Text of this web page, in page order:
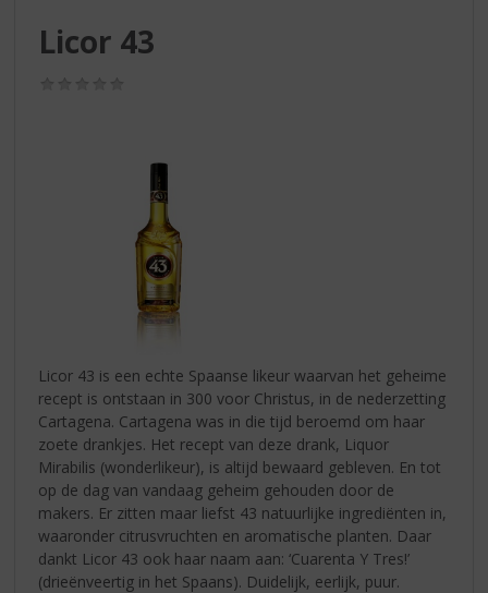
Licor 43
Licor 43 is een echte Spaanse likeur waarvan het geheime
recept is ontstaan in 300 voor Christus, in de nederzetting
Cartagena. Cartagena was in die tijd beroemd om haar
zoete drankjes. Het recept van deze drank, Liquor
Mirabilis (wonderlikeur), is altijd bewaard gebleven. En tot
op de dag van vandaag geheim gehouden door de
makers. Er zitten maar liefst 43 natuurlijke ingrediënten in,
waaronder citrusvruchten en aromatische planten. Daar
dankt Licor 43 ook haar naam aan: ‘Cuarenta Y Tres!’
(drieënveertig in het Spaans). Duidelijk, eerlijk, puur.